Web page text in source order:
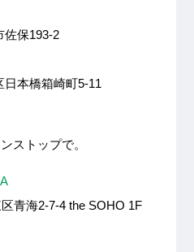
佐保193-2
日本橋箱崎町5-11
ストップで。
青海2-7-4 the SOHO 1F